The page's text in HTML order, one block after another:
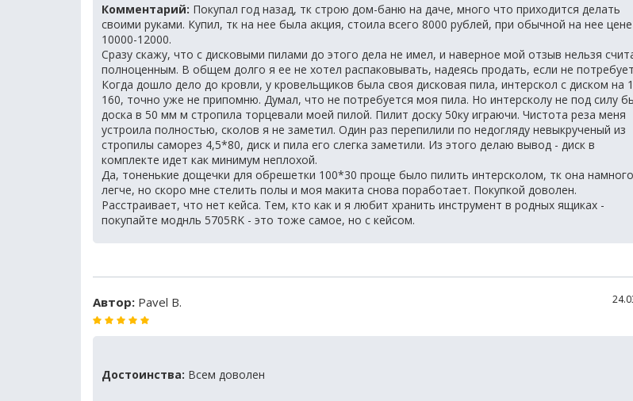
Комментарий: Покупал год назад, тк строю дом-баню на даче, много что приходится делать
своими руками. Купил, тк на нее была акция, стоила всего 8000 рублей, при обычной на нее
10000-12000.
Сразу скажу, что с дисковыми пилами до этого дела не имел, и наверное мой отзыв нельзя
полноценным. В общем долго я ее не хотел распаковывать, надеясь продать, если не
Когда дошло дело до кровли, у кровельщиков была своя дисковая пила, интерскол с диском на
160, точно уже не припомню. Думал, что не потребуется моя пила. Но интерсколу не под силу
доска в 50 мм м стропила торцевали моей пилой. Пилит доску 50ку играючи. Чистота реза меня
устроила полностью, сколов я не заметил. Один раз перепилили по недогляду невыкрученый из
стропилы саморез 4,5*80, диск и пила его слегка заметили. Из этого делаю вывод - диск в
комплекте идет как минимум неплохой.
Да, тоненькие дощечки для обрешетки 100*30 проще было пилить интерсколом, тк она намного
легче, но скоро мне стелить полы и моя макита снова поработает. Покупкой доволен.
Расстраивает, что нет кейса. Тем, кто как и я любит хранить инструмент в родных ящиках -
покупайте моднль 5705RK - это тоже самое, но с кейсом.
Автор: Pavel B.
Достоинства: Всем доволен